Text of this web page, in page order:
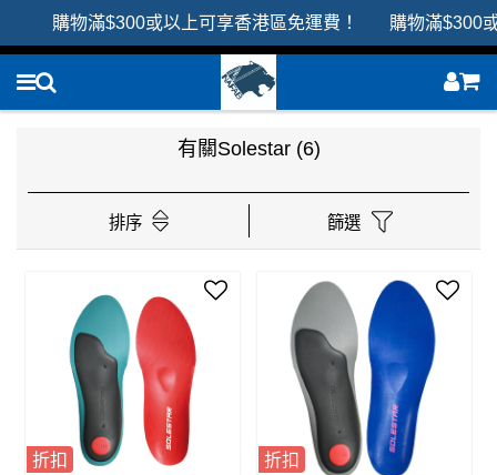
購物滿$300或以上可享香港區免運費！ 購物滿$300或
有關Solestar (6)
排序 篩選
折扣 折扣